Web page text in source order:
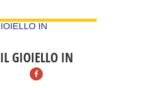
IL GIOIELLO IN